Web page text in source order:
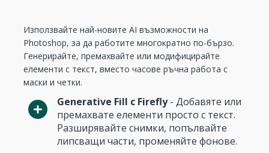
Използвайте най-новите AI възможности на
Photoshop, за да работите многократно по-бързо.
Генерирайте, премахвайте или модифицирайте
елементи с текст, вместо часове ръчна работа с
маски и четки.
Generative Fill с Firefly- Добавяте или
премахвате елементи просто с текст.
Разширявайте снимки, попълвайте
липсващи части, променяйте фонове.